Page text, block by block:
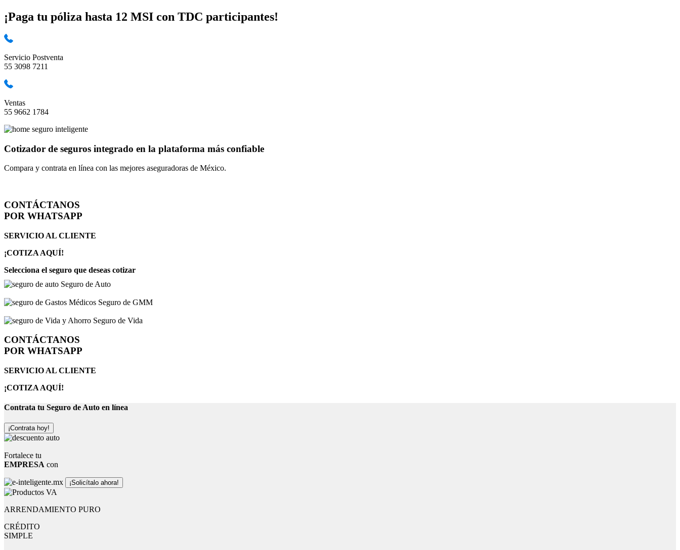
¡Paga tu póliza hasta 12 MSI con TDC participantes!
Servicio Postventa
55 3098 7211
Ventas
55 9662 1784
Cotizador de seguros integrado en la plataforma más confiable
Compara y contrata en línea con las mejores aseguradoras de México.
CONTÁCTANOS
POR WHATSAPP
SERVICIO AL CLIENTE
¡COTIZA AQUÍ!
Selecciona el seguro que deseas cotizar
Seguro de Auto
Seguro de GMM
Seguro de Vida
CONTÁCTANOS
POR WHATSAPP
SERVICIO AL CLIENTE
¡COTIZA AQUÍ!
Contrata tu Seguro de Auto en línea
¡Contrata hoy!
Fortalece tu
EMPRESA con
¡Solicítalo ahora!
ARRENDAMIENTO PURO
CRÉDITO
SIMPLE